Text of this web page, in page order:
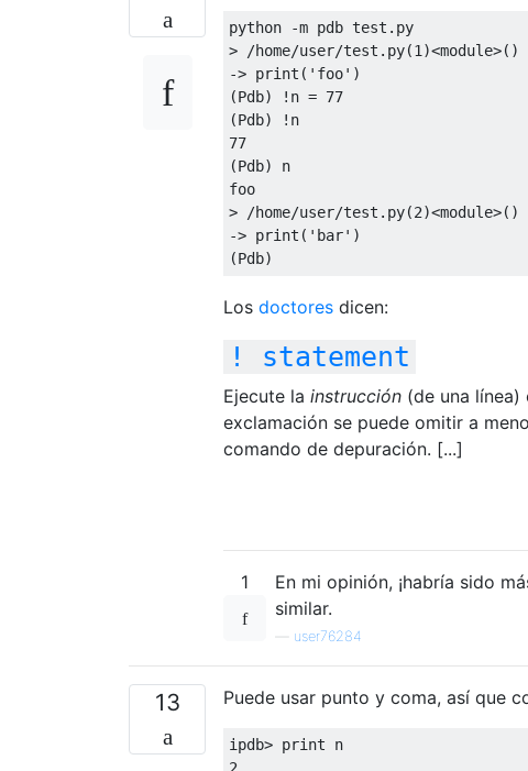
python -m pdb test.py
> /home/user/test.py(1 )<module>()
-> print( 'foo' )
(Pdb) !n = 77
77
(Pdb) n
foo
> /home/user/test.py(2)<module>()
-> print( 'bar' )
Los doctores dicen:
! statement
Ejecute la instrucción (de una
exclamación se puede omitir a
comando de depuración. [...]
1 En mi opinión, ¡habría sido
similar.
user76284
13 Puede usar punto y coma, así que
ipdb> print
2